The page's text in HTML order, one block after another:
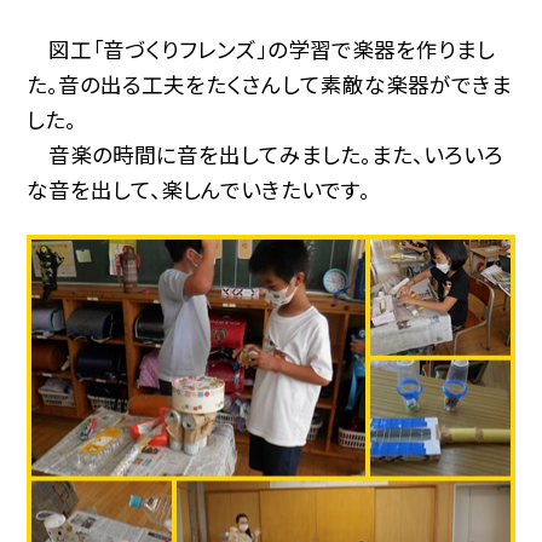
図工「音づくりフレンズ」の学習で楽器を作りまし
た。音の出る工夫をたくさんして素敵な楽器ができま
した。
音楽の時間に音を出してみました。また、いろいろ
な音を出して、楽しんでいきたいです。